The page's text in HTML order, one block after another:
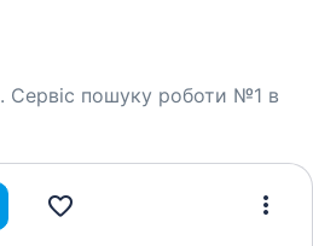
Сервіс пошуку роботи №1 в